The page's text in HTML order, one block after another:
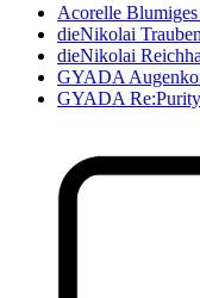
Acorelle
dieNikolai
dieNikolai
GYADA
GYADA